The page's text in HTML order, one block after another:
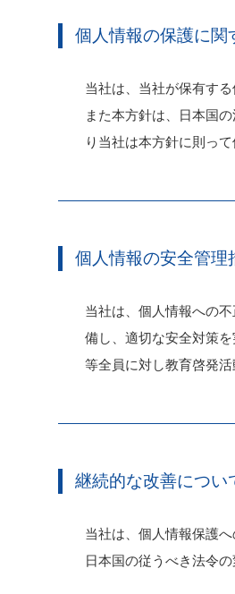
個人情報の保護に
当社は、当社が保有す
また本方針は、日本国
り当社は本方針に則っ
個人情報の安全管理
当社は、個人情報への
備し、適切な安全対策
等全員に対し教育啓発
継続的な改善につい
当社は、個人情報保護へ
日本国の従うべき法令